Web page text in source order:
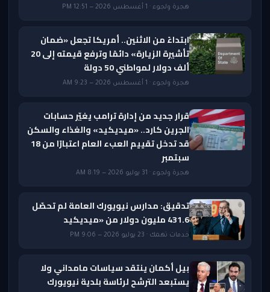
هجرة ولجوء · 1 أغسطس 2026 — 12:51 PM
ابتداءً من الاثنين.. أمريكا تجعل «ضمان
تأشيرة الزيارة» دائمًا وترفع قيمته إلى 20
ألف دولار لمواطني 50 دولة
هجرة ولجوء · 1 أغسطس 2026 — 9:23 AM
قرار جديد من إدارة ترامب يغيّر حسابات
الجرين كارد.. «ميديكيد» والغذاء والسكن
قد تدخل تقييم العبء العام اعتبارًا من 18
سبتمبر
هجرة ولجوء · 31 يوليو 2026 — 8:19 AM
تدقيق: مدارس نيويورك العامة لم تحصّل
431.6 مليون دولار من «ميديكيد
خدمات تهمك · 23 يوليو 2026 — 9:06 PM
بيل أكمان ينتقد سياسات مامداني ولا
يستبعد الترشح لرئاسة بلدية نيويورك